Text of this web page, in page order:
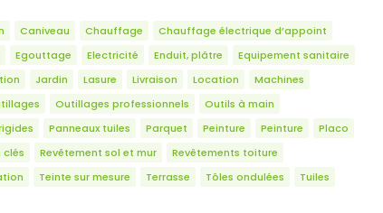
Caniveau Chauffage
Chauffage électrique d’appoint
Egouttage Electricité Enduit, plâtre
Equipement sanitaire
Jardin Lasure Livraison Location
Machines
Outillages professionnels
Outils à main
Panneaux tuiles Parquet Peinture Peinture
Placo
clés Revêtement sol et mur
Revêtements toiture
Teinte sur mesure Terrasse Tôles ondulées
Tuiles